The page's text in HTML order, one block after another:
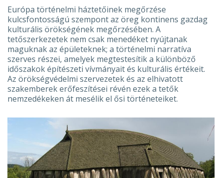
Európa történelmi háztetőinek megőrzése
kulcsfontosságú szempont az öreg kontinens gazdag
kulturális örökségének megőrzésében. A
tetőszerkezetek nem csak menedéket nyújtanak
maguknak az épületeknek; a történelmi narratíva
szerves részei, amelyek megtestesítik a különböző
időszakok építészeti vívmányait és kulturális értékeit.
Az örökségvédelmi szervezetek és az elhivatott
szakemberek erőfeszítései révén ezek a tetők
nemzedékeken át mesélik el ősi történeteiket.